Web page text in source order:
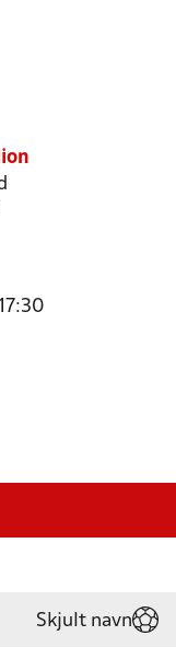
Skjult navn